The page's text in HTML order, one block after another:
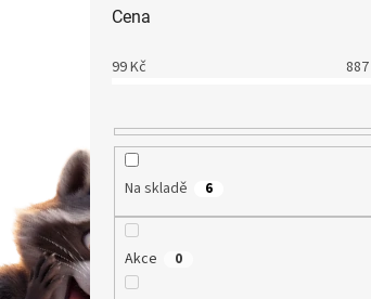
Cena
99Kč 887
Na skladě 6
Akce 0